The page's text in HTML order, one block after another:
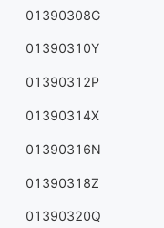
01390308G
01390310Y
01390312P
01390314X
01390316N
01390318Z
01390320Q